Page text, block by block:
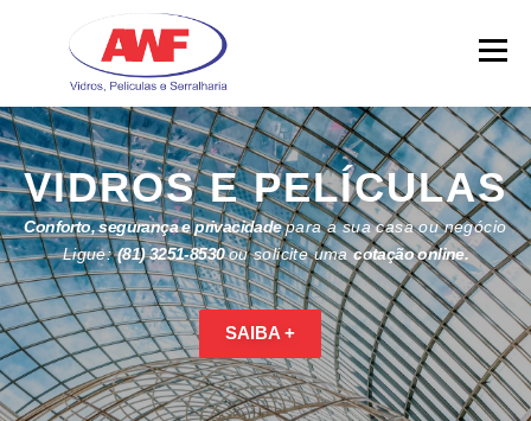
Menu
VIDROS E PELÍCULAS
Conforto, segurança e privacidadepara a sua casa ou negócio
Ligue:(81) 3251-8530ou solicite umacotação online.
SAIBA +